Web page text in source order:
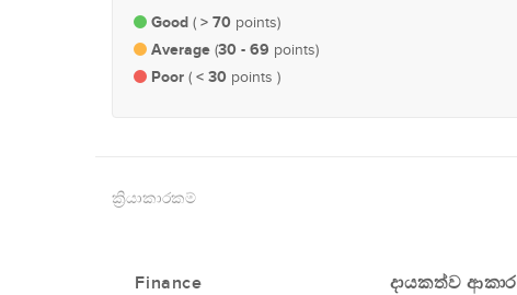
Good ( > 70 points)
Average (30 - 69 points)
Poor ( < 30 points )
ක්‍රියාකාරකම්
Finance දායකත්ව ආකාර